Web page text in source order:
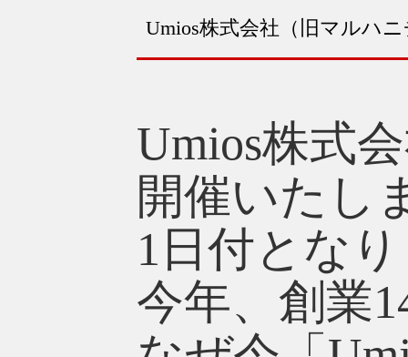
Umios株式会社（旧マルハ
Umios株式
開催いたし
1日付とな
今年、創業